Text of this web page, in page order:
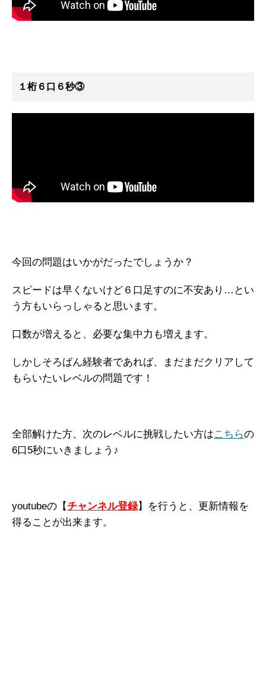
１桁６口６秒③
今回の問題はいかがだったでしょうか？
スピードは早くないけど６口足すのに不安あり…とい
う方もいらっしゃると思います。
口数が増えると、必要な集中力も増えます。
しかしそろばん経験者であれば、まだまだクリアして
もらいたいレベルの問題です！
全部解けた方、次のレベルに挑戦したい方はこちらの
6口5秒にいきましょう♪
youtubeの【チャンネル登録】を行うと、更新情報を
得ることが出来ます。